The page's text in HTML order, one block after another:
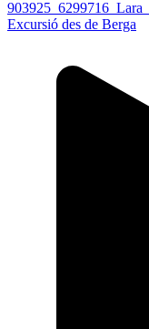
Excursió des de Berga